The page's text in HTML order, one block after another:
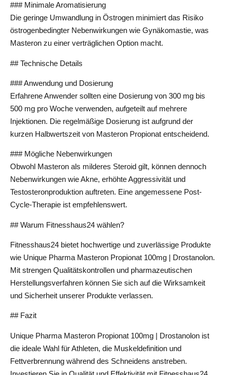
### Minimale Aromatisierung
Die geringe Umwandlung in Östrogen minimiert das Risiko
östrogenbedingter Nebenwirkungen wie Gynäkomastie, was
Masteron zu einer verträglichen Option macht.
## Technische Details
### Anwendung und Dosierung
Erfahrene Anwender sollten eine Dosierung von 300 mg bis
500 mg pro Woche verwenden, aufgeteilt auf mehrere
Injektionen. Die regelmäßige Dosierung ist aufgrund der
kurzen Halbwertszeit von Masteron Propionat entscheidend.
### Mögliche Nebenwirkungen
Obwohl Masteron als milderes Steroid gilt, können dennoch
Nebenwirkungen wie Akne, erhöhte Aggressivität und
Testosteronproduktion auftreten. Eine angemessene Post-
Cycle-Therapie ist empfehlenswert.
## Warum Fitnesshaus24 wählen?
Fitnesshaus24 bietet hochwertige und zuverlässige Produkte
wie Unique Pharma Masteron Propionat 100mg | Drostanolon.
Mit strengen Qualitätskontrollen und pharmazeutischen
Herstellungsverfahren können Sie sich auf die Wirksamkeit
und Sicherheit unserer Produkte verlassen.
## Fazit
Unique Pharma Masteron Propionat 100mg | Drostanolon ist
die ideale Wahl für Athleten, die Muskeldefinition und
Fettverbrennung während des Schneidens anstreben.